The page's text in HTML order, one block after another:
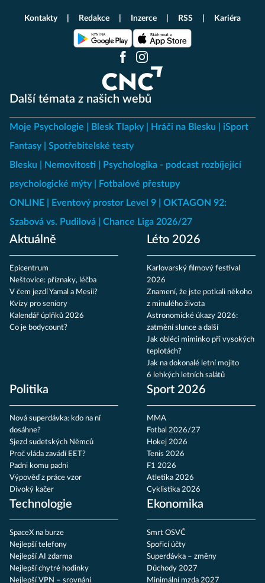
Další témata z našich webů
Moje Psychologie Blesk Tlapky Hráči na Blesku
iSport
Fantasy
Spotřebitelské testy
Blesku
Nemovitosti
Psychologika - podcast rozbíjející
psychologické mýty
Fotbalové přestupy
ONLINE
Eventový prostor Level 9
OKTAGON 92:
Szabová vs. Pudilová
Chance Liga 2026/27
Aktuálně
Epicentrum
Neštovice: příznaky, léčba
V čem jezdí Yamal a Mesii?
Kvízy pro seniory
Kalendář úplňků 2026
Co je bodycount?
Léto 2026
Karlovarský filmový festival
2026
Znamení, že jste potkali někoho
z minulého života
Astronomické úkazy 2026:
zatmění slunce a další
Jak obléci miminko při vysokých
teplotách?
Jak na dokonalé letní mojito
6 lehkých letních salátů
Politika
Nová superdávka: kdo na ní
dosáhne?
Sjezd sudetských Němců
Proč vláda zavádí EET?
Padni komu padni
Výpověď z práce vzor
Divoký kačer
Sport 2026
MMA
Fotbal 2026/27
Hokej 2026
Tenis 2026
F1 2026
Atletika 2026
Cyklistika 2026
Technologie
SpaceX na burze
Nejlepší telefony
Nejlepší AI zdarma
Nejlepší chytré hodinky
Nejlepší VPN – srovnání
Ekonomika
Smrt OSVČ
Spořicí účty
Superdávka – změny
Důchody 2027
Minimální mzda 2027
Kontakty Redakce Inzerce RSS Kariéra